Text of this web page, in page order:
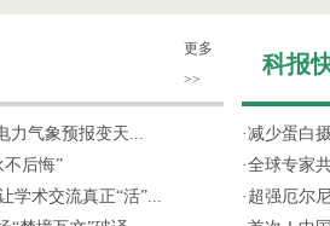
更多
>>
力气象预报变天...
后悔”
学术交流真正“活”...
科报
·减少蛋白
·全球专家
· 超强厄尔